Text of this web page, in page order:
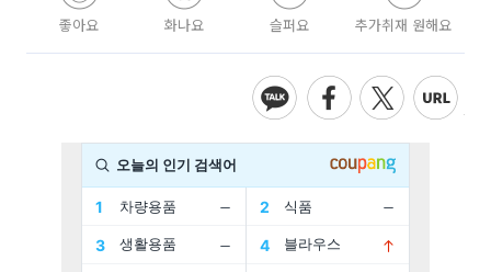
좋아요 화나요 슬퍼요 추가취재 원해요